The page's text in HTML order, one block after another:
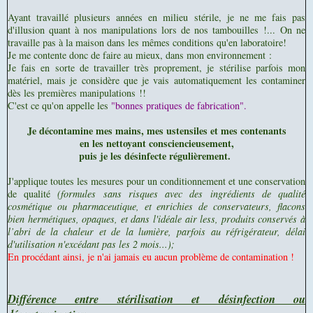
Ayant travaillé plusieurs années en milieu stérile, je ne me fais pas
d'illusion quant à nos manipulations lors de nos tambouilles !... On ne
travaille pas à la maison dans les mêmes conditions qu'en laboratoire!
Je me contente donc de faire au mieux, dans mon environnement :
Je fais en sorte de travailler très proprement, je stérilise parfois mon
matériel, mais je considère que je vais automatiquement les contaminer
dès les premières manipulations !!
C'est ce qu'on appelle les "bonnes pratiques de fabrication".
Je décontamine mes mains, mes ustensiles et mes contenants
en les nettoyant consciencieusement,
puis je les désinfecte régulièrement.
J'applique toutes les mesures pour un conditionnement et une conservation
de qualité(formules sans risques avec des ingrédients de qualité
cosmétique ou pharmaceutique, et enrichies de conservateurs, flacons
bien hermétiques, opaques, et dans l'idéale air less, produits conservés à
l’abri de la chaleur et de la lumière, parfois au réfrigérateur, délai
d'utilisation n'excédant pas les 2 mois...);
En procédant ainsi, je n'ai jamais eu aucun problème de contamination !
Différence entre stérilisation et désinfection ou